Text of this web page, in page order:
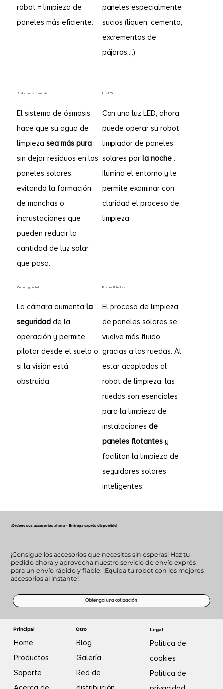
¡Ordene sus accesorios ahora – Entrega exprés disponible!
¡Consigue los accesorios que necesitas sin esperas! Haz tu
pedido ahora y aprovecha nuestro servicio de envío exprés
para un envío rápido y fiable. ¡Equipa tu robot con los mejores
accesorios al instante!
Obtenga una cotización
robot = limpieza de
paneles más eficiente.
paneles especialmente
sucios (liquen, cemento,
excrementos de
pájaros,...)
Sistema de ósmosis
El sistema de ósmosis
hace que su agua de
limpiezasea más pura
sin dejar residuos en los
paneles solares,
evitando la formación
de manchas o
incrustaciones que
pueden reducir la
cantidad de luz solar
que pasa.
Luz LED
Con una luz LED, ahora
puede operar su robot
limpiador de paneles
solares porla noche .
Ilumina el entorno y le
permite examinar con
claridad el proceso de
limpieza.
Cámara y pantalla
La cámara aumentala
seguridad de la
operación y permite
pilotar desde el suelo o
si la visión está
obstruida.
Ruedas flotantes
El proceso de limpieza
de paneles solares se
vuelve más fluido
gracias a las ruedas. Al
estar acopladas al
robot de limpieza, las
ruedas son esenciales
para la limpieza de
instalacionesde
paneles flotantes y
facilitan la limpieza de
seguidores solares
inteligentes.
Principal
Home
Productos
Soporte
Otro
Blog
Galería
Red de
Legal
Política de
cookies
Política de